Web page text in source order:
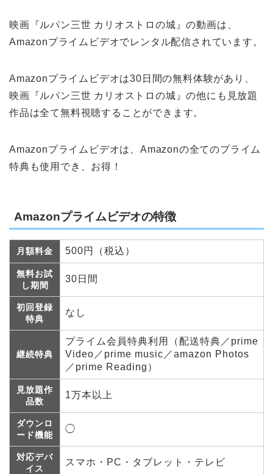
映画『ルパン三世 カリオストロの城』の動画は、
Amazonプライムビデオでレンタル配信されています。
Amazonプライムビデオは30日間の無料体験があり、
映画『ルパン三世 カリオストロの城』の他にも見放題
作品は全て無料視聴することができます。
Amazonプライムビデオは、Amazonの全てのプライム
特典も使用でき、お得！
Amazonプライムビデオの特徴
月額料金 500円（税込）
無料お試
し期間
30日間
初回登録
特典
なし
継続特典
プライム会員特典利用（配送特典／prime
Video／prime music／amazon Photos
／prime Reading）
見放題作
品数
1万本以上
ダウンロ
ード機能
◯
対応デバ
イス
スマホ・PC・タブレット・テレビ